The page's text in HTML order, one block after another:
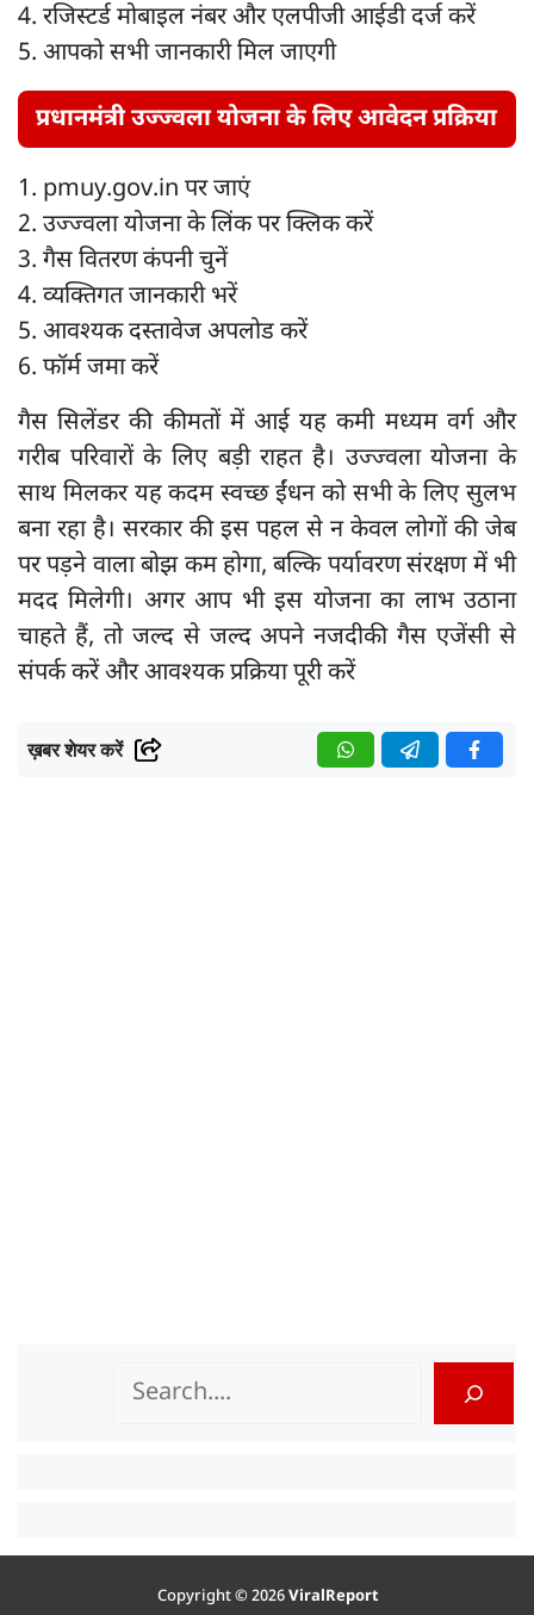
4. रजिस्टर्ड मोबाइल नंबर और एलपीजी आईडी दर्ज करें
5. आपको सभी जानकारी मिल जाएगी
प्रधानमंत्री उज्ज्वला योजना के लिए आवेदन प्रक्रिया
1. pmuy.gov.in पर जाएं
2. उज्ज्वला योजना के लिंक पर क्लिक करें
3. गैस वितरण कंपनी चुनें
4. व्यक्तिगत जानकारी भरें
5. आवश्यक दस्तावेज अपलोड करें
6. फॉर्म जमा करें
गैस सिलेंडर की कीमतों में आई यह कमी मध्यम वर्ग और
गरीब परिवारों के लिए बड़ी राहत है। उज्ज्वला योजना के
साथ मिलकर यह कदम स्वच्छ ईंधन को सभी के लिए सुलभ
बना रहा है। सरकार की इस पहल से न केवल लोगों की जेब
पर पड़ने वाला बोझ कम होगा, बल्कि पर्यावरण संरक्षण में भी
मदद मिलेगी। अगर आप भी इस योजना का लाभ उठाना
चाहते हैं, तो जल्द से जल्द अपने नजदीकी गैस एजेंसी से
संपर्क करें और आवश्यक प्रक्रिया पूरी करें
ख़बर शेयर करें
Copyright © 2026ViralReport